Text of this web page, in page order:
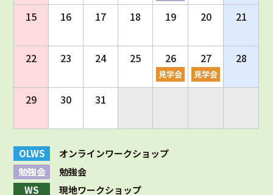
15 16 17 18 19 20 21
22 23 24 25 26
見学会
27
見学会
28
29 30 31
OLWS
オンラインワークショップ
勉強会
勉強会
WS
現地ワークショップ